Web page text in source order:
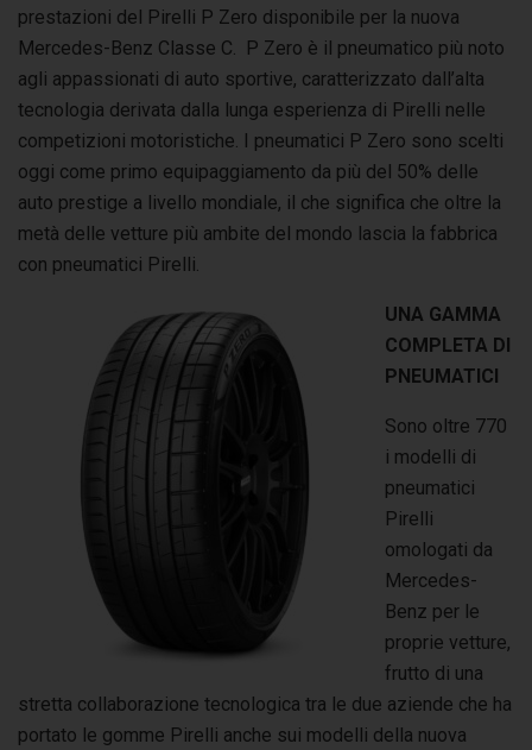
prestazioni del Pirelli P Zero disponibile per la nuova
Mercedes-Benz Classe C. P Zero è il pneumatico più noto
agli appassionati di auto sportive, caratterizzato dall’alta
tecnologia derivata dalla lunga esperienza di Pirelli nelle
competizioni motoristiche. I pneumatici P Zero sono scelti
oggi come primo equipaggiamento da più del 50% delle
auto prestige a livello mondiale, il che significa che oltre la
metà delle vetture più ambite del mondo lascia la fabbrica
con pneumatici Pirelli.
UNA GAMMA
COMPLETA DI
PNEUMATICI
Sono oltre 770
i modelli di
pneumatici
Pirelli
omologati da
Mercedes-
Benz per le
proprie vetture,
frutto di una
stretta collaborazione tecnologica tra le due aziende che ha
portato le gomme Pirelli anche sui modelli della nuova